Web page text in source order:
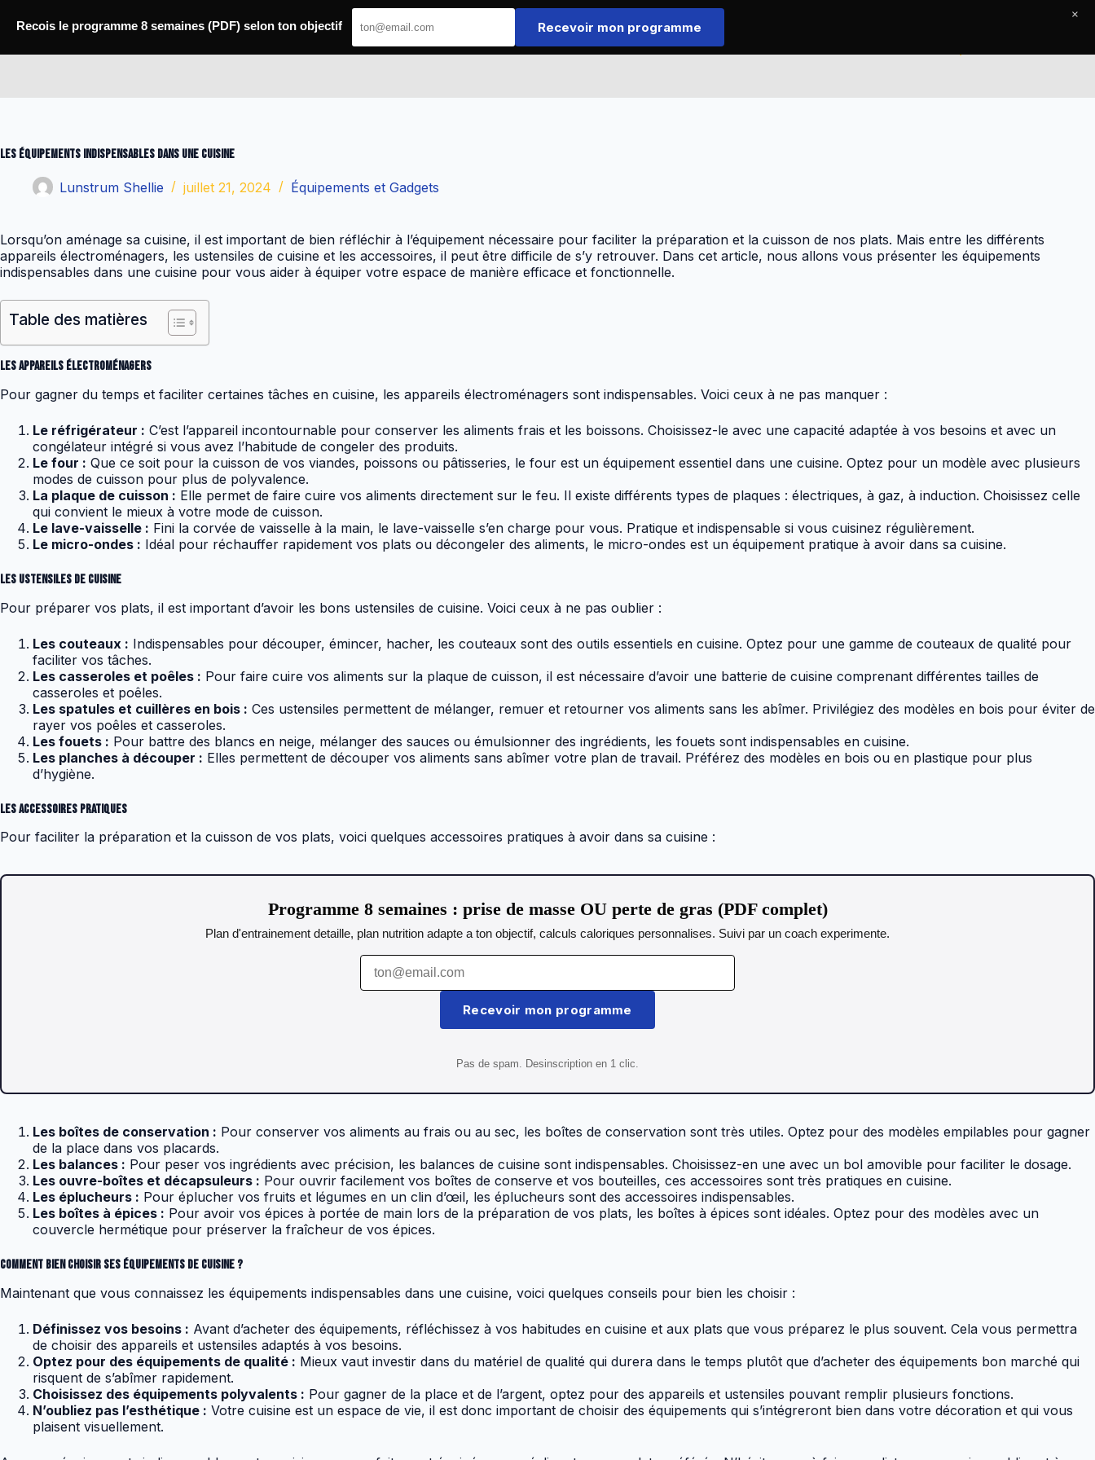
Accueil
Les équipements indispensables dans une cuisine
Lunstrum Shellie juillet 21, 2024 Équipements et Gadgets
Lorsqu’on aménage sa cuisine, il est important de bien réfléchir à l’équipement nécessaire pour faciliter la préparation et la cuisson de nos plats. Mais entre les différents
appareils électroménagers, les ustensiles de cuisine et les accessoires, il peut être difficile de s’y retrouver. Dans cet article, nous allons vous présenter les équipements
indispensables dans une cuisine pour vous aider à équiper votre espace de manière efficace et fonctionnelle.
Table des matières
Les appareils électroménagers
Pour gagner du temps et faciliter certaines tâches en cuisine, les appareils électroménagers sont indispensables. Voici ceux à ne pas manquer :
Le réfrigérateur : C’est l’appareil incontournable pour conserver les aliments frais et les boissons. Choisissez-le avec une capacité adaptée à vos besoins et avec un
congélateur intégré si vous avez l’habitude de congeler des produits.
Le four : Que ce soit pour la cuisson de vos viandes, poissons ou pâtisseries, le four est un équipement essentiel dans une cuisine. Optez pour un modèle avec plusieurs
modes de cuisson pour plus de polyvalence.
La plaque de cuisson : Elle permet de faire cuire vos aliments directement sur le feu. Il existe différents types de plaques : électriques, à gaz, à induction. Choisissez celle
qui convient le mieux à votre mode de cuisson.
Le lave-vaisselle : Fini la corvée de vaisselle à la main, le lave-vaisselle s’en charge pour vous. Pratique et indispensable si vous cuisinez régulièrement.
Le micro-ondes : Idéal pour réchauffer rapidement vos plats ou décongeler des aliments, le micro-ondes est un équipement pratique à avoir dans sa cuisine.
Les ustensiles de cuisine
Pour préparer vos plats, il est important d’avoir les bons ustensiles de cuisine. Voici ceux à ne pas oublier :
Les couteaux : Indispensables pour découper, émincer, hacher, les couteaux sont des outils essentiels en cuisine. Optez pour une gamme de couteaux de qualité pour
faciliter vos tâches.
Les casseroles et poêles : Pour faire cuire vos aliments sur la plaque de cuisson, il est nécessaire d’avoir une batterie de cuisine comprenant différentes tailles de
casseroles et poêles.
Les spatules et cuillères en bois : Ces ustensiles permettent de mélanger, remuer et retourner vos aliments sans les abîmer. Privilégiez des modèles en bois pour éviter de
rayer vos poêles et casseroles.
Les fouets : Pour battre des blancs en neige, mélanger des sauces ou émulsionner des ingrédients, les fouets sont indispensables en cuisine.
Les planches à découper : Elles permettent de découper vos aliments sans abîmer votre plan de travail. Préférez des modèles en bois ou en plastique pour plus
d’hygiène.
Les accessoires pratiques
Pour faciliter la préparation et la cuisson de vos plats, voici quelques accessoires pratiques à avoir dans sa cuisine :
Programme 8 semaines : prise de masse OU perte de gras (PDF complet)
Plan d'entrainement detaille, plan nutrition adapte a ton objectif, calculs caloriques personnalises. Suivi par un coach experimente.
Recevoir mon programme
Pas de spam. Desinscription en 1 clic.
Les boîtes de conservation : Pour conserver vos aliments au frais ou au sec, les boîtes de conservation sont très utiles. Optez pour des modèles empilables pour gagner
de la place dans vos placards.
Les balances : Pour peser vos ingrédients avec précision, les balances de cuisine sont indispensables. Choisissez-en une avec un bol amovible pour faciliter le dosage.
Les ouvre-boîtes et décapsuleurs : Pour ouvrir facilement vos boîtes de conserve et vos bouteilles, ces accessoires sont très pratiques en cuisine.
Les éplucheurs : Pour éplucher vos fruits et légumes en un clin d’œil, les éplucheurs sont des accessoires indispensables.
Les boîtes à épices : Pour avoir vos épices à portée de main lors de la préparation de vos plats, les boîtes à épices sont idéales. Optez pour des modèles avec un
couvercle hermétique pour préserver la fraîcheur de vos épices.
Comment bien choisir ses équipements de cuisine ?
Maintenant que vous connaissez les équipements indispensables dans une cuisine, voici quelques conseils pour bien les choisir :
Définissez vos besoins : Avant d’acheter des équipements, réfléchissez à vos habitudes en cuisine et aux plats que vous préparez le plus souvent. Cela vous permettra
de choisir des appareils et ustensiles adaptés à vos besoins.
Optez pour des équipements de qualité : Mieux vaut investir dans du matériel de qualité qui durera dans le temps plutôt que d’acheter des équipements bon marché qui
risquent de s’abîmer rapidement.
Choisissez des équipements polyvalents : Pour gagner de la place et de l’argent, optez pour des appareils et ustensiles pouvant remplir plusieurs fonctions.
N’oubliez pas l’esthétique : Votre cuisine est un espace de vie, il est donc important de choisir des équipements qui s’intégreront bien dans votre décoration et qui vous
plaisent visuellement.
Recois le programme 8 semaines (PDF) selon ton objectif Recevoir mon programme
×